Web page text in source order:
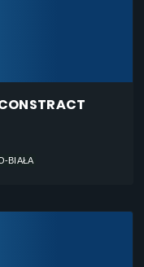
BIAŁA